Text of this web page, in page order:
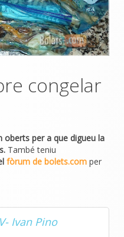
congelar
oberts per a que digueu la
També teniu
fòrum de bolets.com per
Ivan Pino